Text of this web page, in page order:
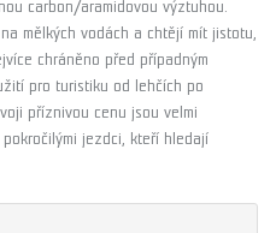
carbon/aramidovou výztuhou.
mělkých vodách a chtějí mít jistotu,
chráněno před případným
pro turistiku od lehčích po
příznivou cenu jsou velmi
jezdci, kteří hledají